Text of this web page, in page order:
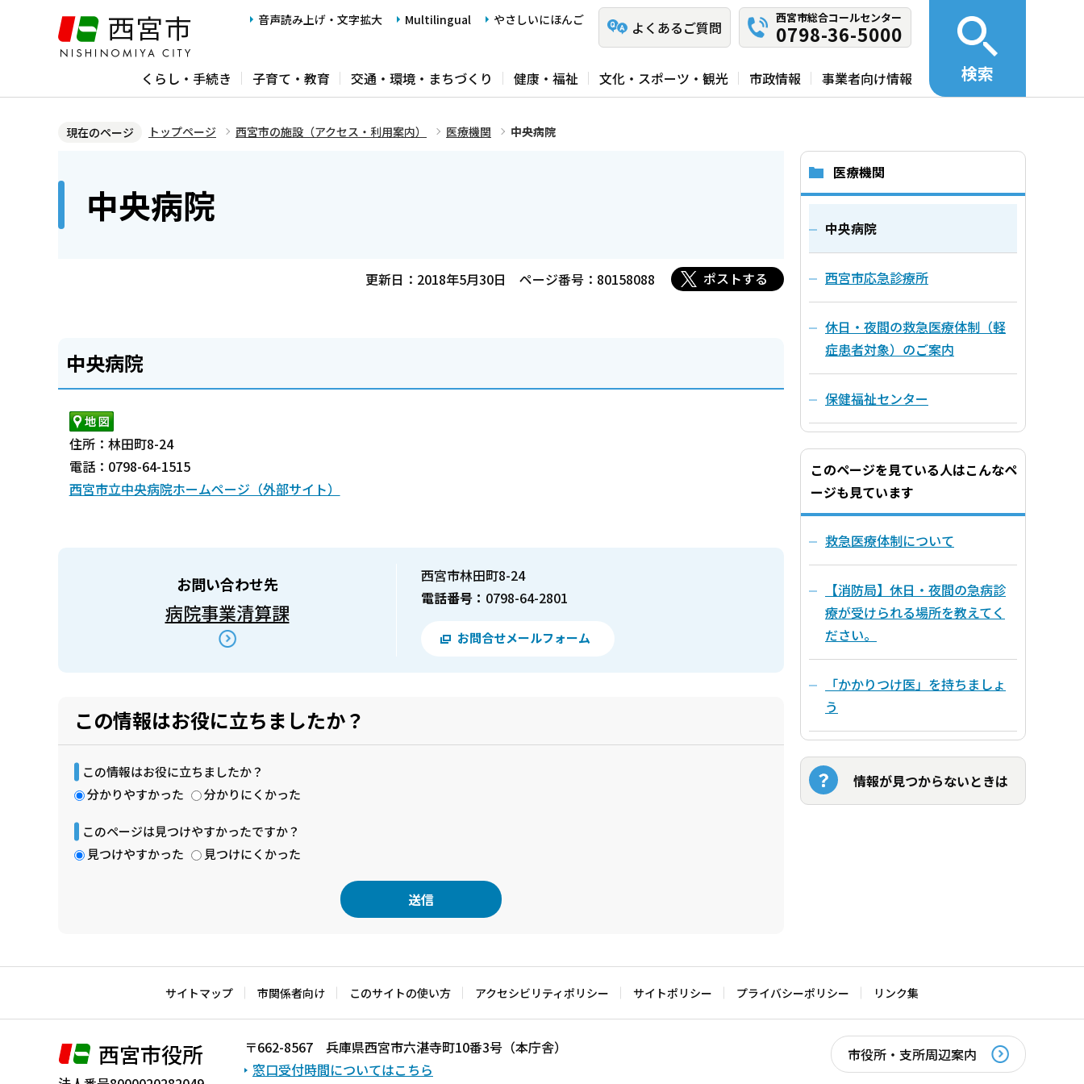
ジ
音声読み上げ・文字拡大 Multilingual やさしいにほんご よくあるご質問
西宮市総合コールセンター
0798-36-5000
くらし・手続き 子育て・教育 交通・環境・まちづくり 健康・福祉 文化・スポーツ・観光 市政情報 事業者向け情報 検索
現在のページ トップページ 西宮市の施設（アクセス・利用案内） 医療機関 中央病院
中央病院
更新日：2018年5月30日 ページ番号：80158088 ポストする
中央病院
住所：林田町8-24
電話：0798-64-1515
西宮市立中央病院ホームページ（外部サイト）
お問い合わせ先
病院事業清算課
西宮市林田町8-24
電話番号： 0798-64-2801
お問合せメールフォーム
この情報はお役に立ちましたか？
この情報はお役に立ちましたか？
分かりやすかった
分かりにくかった
このページは見つけやすかったですか？
見つけやすかった
見つけにくかった
文
で
医療機関
中央病院
西宮市応急診療所
休日・夜間の救急医療体制（軽
症患者対象）のご案内
保健福祉センター
このページを見ている人はこんなペ
ージも見ています
救急医療体制について
【消防局】休日・夜間の急病診
療が受けられる場所を教えてく
ださい。
「かかりつけ医」を持ちましょ
う
情報が見つからないときは
サイトマップ 市関係者向け このサイトの使い方 アクセシビリティポリシー サイトポリシー プライバシーポリシー リンク集
西宮市役所
〒662-8567 兵庫県西宮市六湛寺町10番3号（本庁舎）
窓口受付時間についてはこちら
市役所・支所周辺案内